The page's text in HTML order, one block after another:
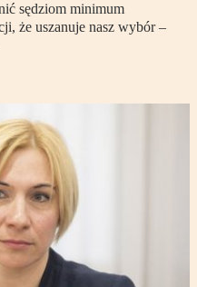
sędziom minimum
że uszanuje nasz wybór –